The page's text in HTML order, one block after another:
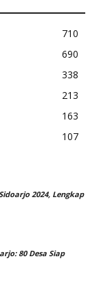
710
690
338
213
163
107
2024, Lengkap
80 Desa Siap